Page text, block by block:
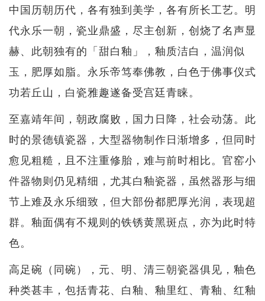
中国历朝历代，各有独到美学，各有所长工艺。明
代永乐一朝，瓷业鼎盛，尽主创新，创烧了名声显
赫、此朝独有的「甜白釉」，釉质洁白，温润似
玉，肥厚如脂。永乐帝笃奉佛教，白色于佛事仪式
功若丘山，白瓷雅趣遂备受宫廷青睐。
至嘉靖年间，朝政腐败，国力日降，社会动荡。此
时的景德镇瓷器，大型器物制作日渐增多，但同时
愈见粗糙，且不注重修胎，难与前时相比。官窑小
件器物则仍见精细，尤其白釉瓷器，虽然器形与细
节上难及永乐细致，但大部份都肥厚光润，表现超
群。釉面偶有不规则的铁锈黄黑斑点，亦为此时特
色。
高足碗（同碗），元、明、清三朝瓷器俱见，釉色
种类甚丰，包括青花、白釉、釉里红、青釉、红釉